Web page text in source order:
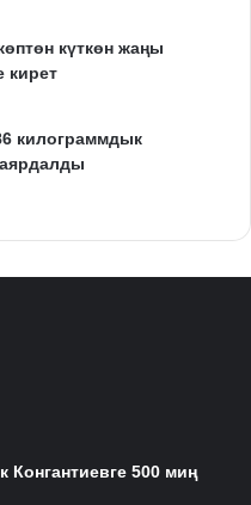
күткөн жаңы
кирет
килограммдык
Конгантиевге 500 миң